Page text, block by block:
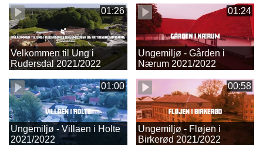
01:26
Velkommen til Ung i
Rudersdal 2021/2022
01:24
Ungemiljø - Gården i
Nærum 2021/2022
01:00
Ungemiljø - Villaen i Holte
2021/2022
00:58
Ungemiljø - Fløjen i
Birkerød 2021/2022